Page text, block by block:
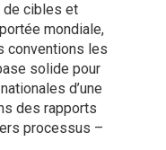
de cibles et
mondiale,
conventions les
solide pour
d’une
des rapports
processus –